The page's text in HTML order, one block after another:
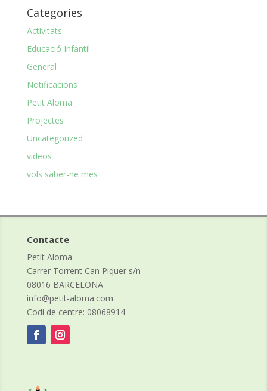
Categories
Activitats
Educació Infantil
General
Notificacions
Petit Aloma
Projectes
Uncategorized
videos
vols saber-ne mes
Contacte
Petit Aloma
Carrer Torrent Can Piquer s/n
08016 BARCELONA
info@petit-aloma.com
Codi de centre: 08068914